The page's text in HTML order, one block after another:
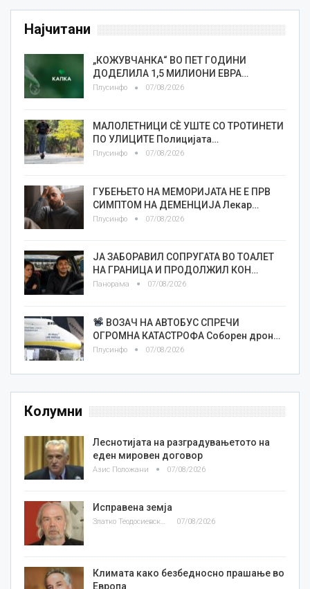
Најчитани
„КОЖУВЧАНКА“ ВО ПЕТ ГОДИНИ
ДОДЕЛИЛА 1,5 МИЛИОНИ ЕВРА…
Плусинфо 07/08/2026
МАЛОЛЕТНИЦИ СÈ УШТЕ СО ТРОТИНЕТИ
ПО УЛИЦИТЕ Полицијата…
Плусинфо 07/08/2026
ГУБЕЊЕТО НА МЕМОРИЈАТА НЕ Е ПРВ
СИМПТОМ НА ДЕМЕНЦИЈА Лекар…
Плусинфо 07/08/2026
ЈА ЗАБОРАВИЛ СОПРУГАТА ВО ТОАЛЕТ
НА ГРАНИЦА И ПРОДОЛЖИЛ КОН…
Панорама 07/08/2026
ВОЗАЧ НА АВТОБУС СПРЕЧИ
ОГРОМНА КАТАСТРОФА Соборен дрон…
Плусинфо 07/08/2026
Колумни
Леснотијата на разградувањетото на
еден мировен договор
Азис Положани 07/08/2026
Исправена земја
Златко Теодосиевски 07/08/2026
Климата како безбедносно прашање во
Европа